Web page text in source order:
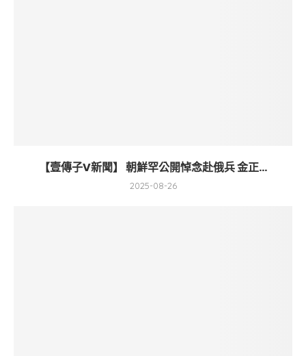
【壹傳子V新聞】 朝鮮罕公開悼念赴俄兵 金正...
2025-08-26